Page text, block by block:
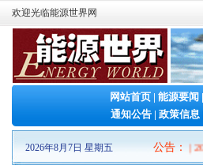
欢迎光临能源世界网
网站首页 | 能源要闻 |
通知公告 | 政策信息
2026年8月7日 星期五 公告 ：
2026山东清洁能源 产业博览会|